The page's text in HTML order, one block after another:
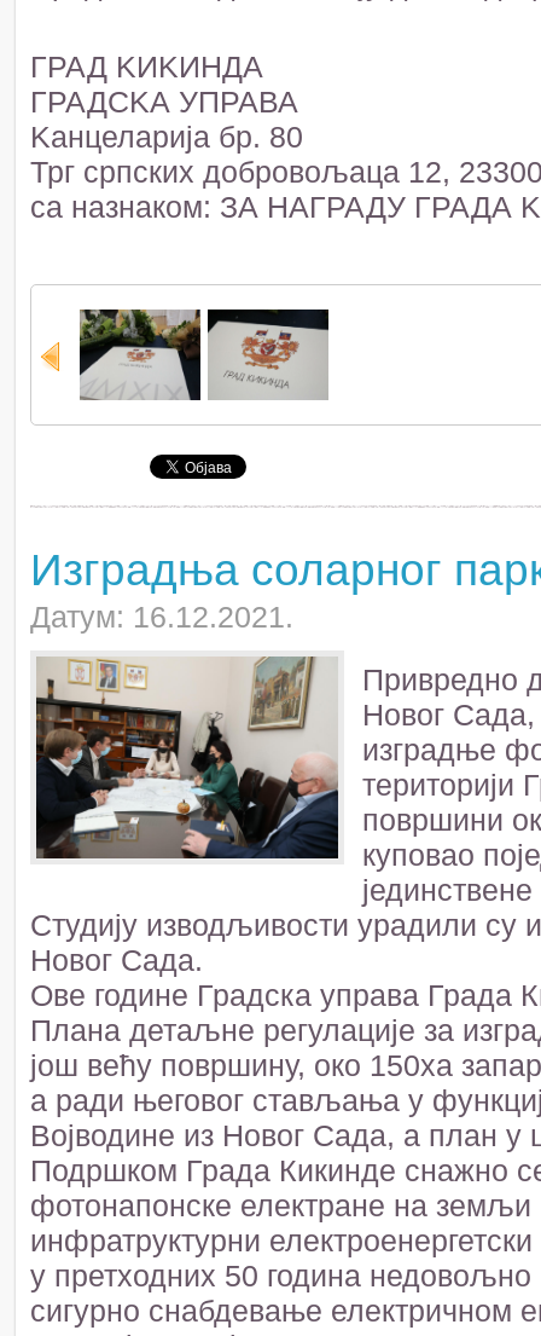
ГРАД KИKИНДА
ГРАДСKА УПРАВА
Kанцеларија бр. 80
Трг српских добровољаца 12,
са назнаком: ЗА НАГРАДУ ГРАДА
Изградња соларног
Датум: 16.12.2021.
Привредно
Новог Сада,
изградње
територији
површини
куповао
Студију изводљивости урадили су
Новог Сада.
Ове године Градска управа Града
Плана детаљне регулације за
још већу површину, око 150ха
а ради његовог стављања у
Војводине из Новог Сада, а план у
Подршком Града Кикинде снажно
фотонапонске електране на земљи
инфратруктурни
у претходних 50 година
сигурно снабдевање електричном